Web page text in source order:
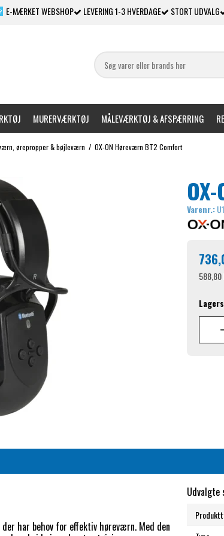
E-MÆRKET WEBSHOP LEVERING 1-3 HVERDAGE STORT UDVALG
MURERVÆRKTØJ MÅLEVÆRKTØJ & AFSPÆRRING
ørepropper & bøjleværn / OX-ON Høreværn BT2 Comfort
Varenr.:
588,80
har behov for effektiv høreværn. Med den
Udvalgte